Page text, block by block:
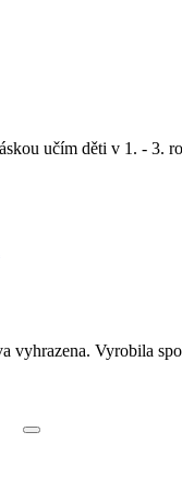
učím děti v 1. - 3.
vyhrazena. Vyrobila